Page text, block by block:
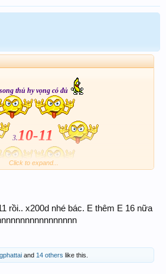
song thủ hy vọng có đủ
3.10-11
Click to expand...
rồi.. x200d nhé bác. E thêm E 16 nữa
and 14 others like this.